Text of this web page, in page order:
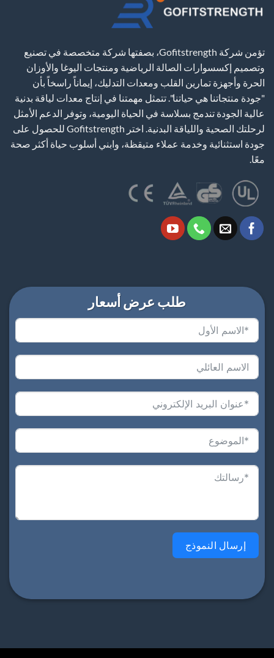
تؤمن شركة Gofitstrength، بصفتها شركة متخصصة في تصنيع
وتصميم إكسسوارات الصالة الرياضية ومنتجات اليوغا والأوزان
الحرة وأجهزة تمارين القلب ومعدات التدليك، إيماناً راسخاً بأن
"جودة منتجاتنا هي حياتنا". تتمثل مهمتنا في إنتاج معدات لياقة بدنية
عالية الجودة تندمج بسلاسة في الحياة اليومية، وتوفر الدعم الأمثل
لرحلتك الصحية واللياقة البدنية. اختر Gofitstrength للحصول على
جودة استثنائية وخدمة عملاء متيقظة، وابني أسلوب حياة أكثر صحة
معًا.
طلب عرض أسعار
إرسال النموذج